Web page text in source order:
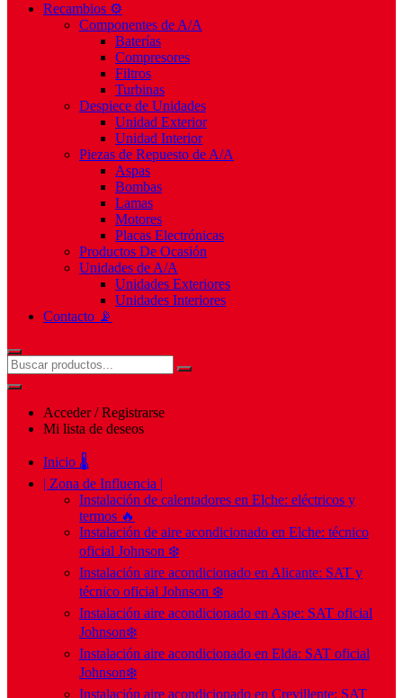
Recambios ⚙️
Componentes de A/A
Baterías
Compresores
Filtros
Turbinas
Despiece de Unidades
Unidad Exterior
Unidad Interior
Piezas de Repuesto de A/A
Aspas
Bombas
Lamas
Motores
Placas Electrónicas
Productos De Ocasión
Unidades de A/A
Unidades Exteriores
Unidades Interiores
Contacto 📡
Acceder / Registrarse
Mi lista de deseos
Inicio 🌡️
| Zona de Influencia |
Instalación de calentadores en Elche: eléctricos y
termos 🔥
Instalación de aire acondicionado en Elche: técnico
oficial Johnson ❄️
Instalación aire acondicionado en Alicante: SAT y
técnico oficial Johnson ❄️
Instalación aire acondicionado en Aspe: SAT oficial
Johnson❄️
Instalación aire acondicionado en Elda: SAT oficial
Johnson❄️
Instalación aire acondicionado en Crevillente: SAT